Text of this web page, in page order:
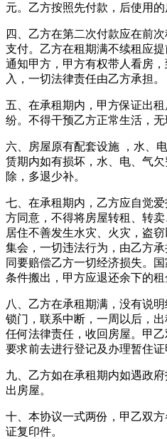
元。乙方按照先付款，后使用的
四、乙方在第二次付款应在前
支付。乙方在租期满不续租应
通知甲方，甲方有权带人看房
入，一切法律责任由乙方承担。
五、在承租期内，甲方保证出
纷。不得干预乙方正常生活，无
六、房屋原有配套设施 ，水、
赁期内如有损坏，水、电、气
除，多退少补。
七、在承租期内，乙方应自觉
方同意，不得将房屋转租、转
居住不善发生水灾、火灾，盗
集会，一切违法行为，由乙方
同要赔偿乙方一切经济损失。
条件搬出，甲方应退还余下的租
八、乙方在承租期满，没有说
锁门，联系中断，一周以后，
任何法律责任，收回房屋。甲
要求前去进行登记及办理暂住证
九、乙方如在承租期内如遇政
出房屋。
十、本协议一式两份，甲乙双
证复印件。